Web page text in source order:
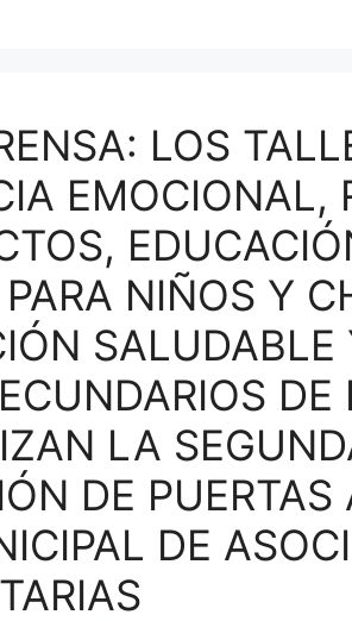
LOS
EMOCIONAL,
NIÑOS Y
SALUDABLE
DE
LA
DE PUERTAS
DE